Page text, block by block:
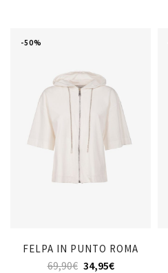
-50%
FELPA IN PUNTO ROMA
69,90€ 34,95€